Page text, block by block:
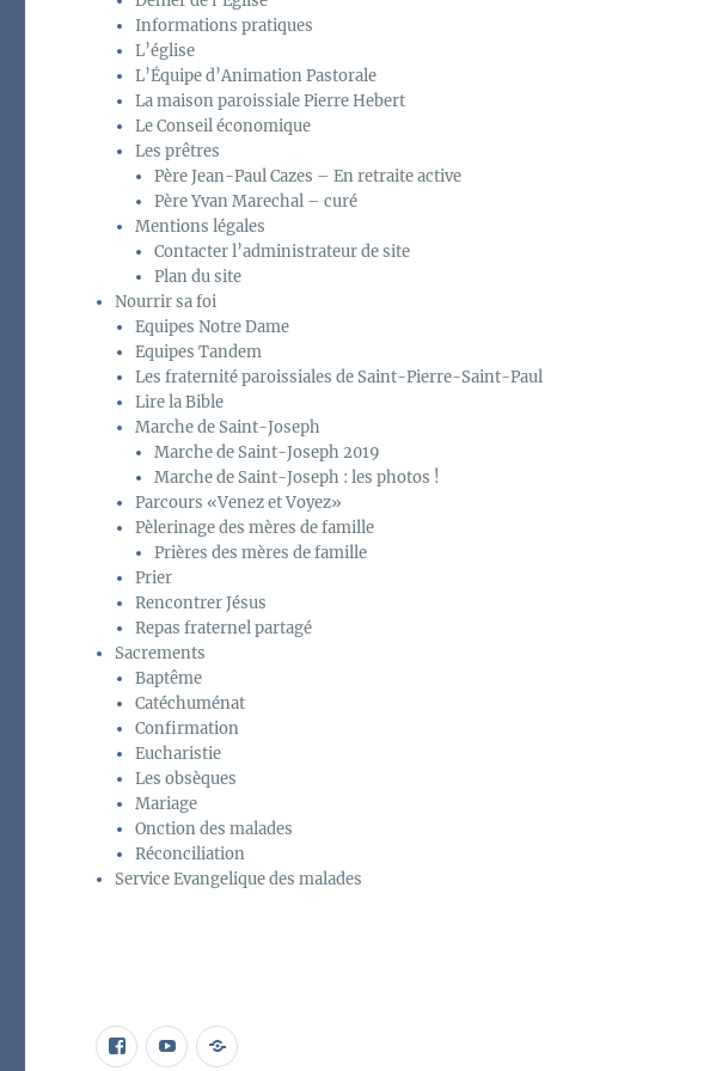
Informations pratiques
L’église
L’Équipe d’Animation Pastorale
La maison paroissiale Pierre Hebert
Le Conseil économique
Les prêtres
Père Jean-Paul Cazes – En retraite active
Père Yvan Marechal – curé
Mentions légales
Contacter l’administrateur de site
Plan du site
Nourrir sa foi
Equipes Notre Dame
Equipes Tandem
Les fraternité paroissiales de Saint-Pierre-Saint-Paul
Lire la Bible
Marche de Saint-Joseph
Marche de Saint-Joseph 2019
Marche de Saint-Joseph : les photos !
Parcours «Venez et Voyez»
Pèlerinage des mères de famille
Prières des mères de famille
Prier
Rencontrer Jésus
Repas fraternel partagé
Sacrements
Baptême
Catéchuménat
Confirmation
Eucharistie
Les obsèques
Mariage
Onction des malades
Réconciliation
Service Evangelique des malades
page ÉlémentProgramme